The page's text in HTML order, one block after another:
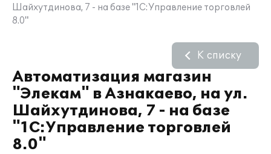
Шайхутдинова, 7 - на базе "1С:Управление торговлей
8.0"
Автоматизация магазин
"Элекам" в Азнакаево, на ул.
Шайхутдинова, 7 - на базе
"1С:Управление торговлей
8.0"
К списку